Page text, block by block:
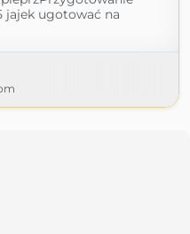
jajek ugotować na